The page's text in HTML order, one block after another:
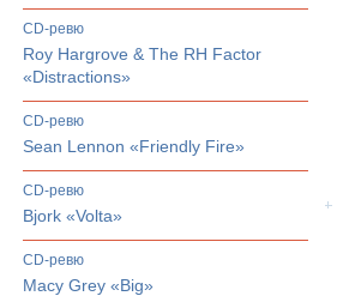
CD-ревю
Roy Hargrove & The RH Factor
«Distractions»
CD-ревю
Sean Lennon «Friendly Fire»
CD-ревю
Bjork «Volta»
CD-ревю
Macy Grey «Big»